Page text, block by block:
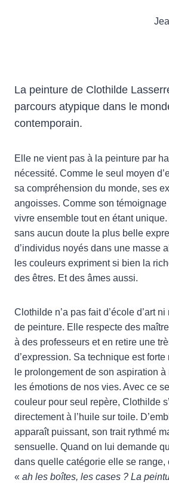
La peinture de Clothilde
parcours atypique dans le
contemporain.
Elle ne vient pas à la peinture par
nécessité. Comme le seul moyen
sa compréhension du monde, ses
angoisses. Comme son
vivre ensemble tout en étant
sans aucun doute la plus belle
d’individus noyés dans une masse
les couleurs expriment si bien la
des êtres. Et des âmes aussi.
Clothilde n’a pas fait d’école d’art
de peinture. Elle respecte des
à des professeurs et en retire une
d’expression. Sa technique est forte
le prolongement de son aspiration
les émotions de nos vies. Avec ce
couleur pour seul repère, Clothilde
directement à l’huile sur toile.
apparaît puissant, son trait rythmé
sensuelle. Quand on lui demande
dans quelle catégorie elle se range,
« ah les boîtes, les cases ? La